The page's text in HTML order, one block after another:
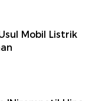
Mobil Listrik